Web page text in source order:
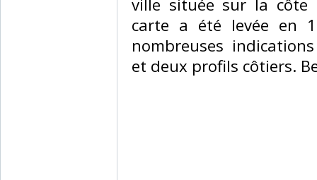
ville située sur la côte
carte a été levée en
nombreuses
et deux profils côtiers.